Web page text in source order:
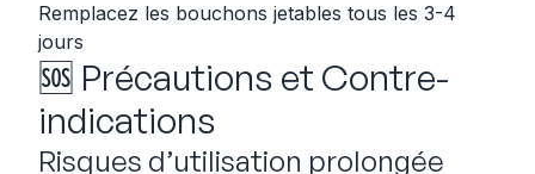
Remplacez les bouchons jetables tous les 3-4
jours
🆘️ Précautions et Contre-
indications
Risques d’utilisation prolongée